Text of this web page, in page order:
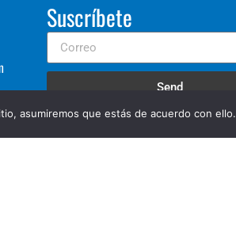
Suscríbete
Send
asumiremos que estás de acuerdo con ello.